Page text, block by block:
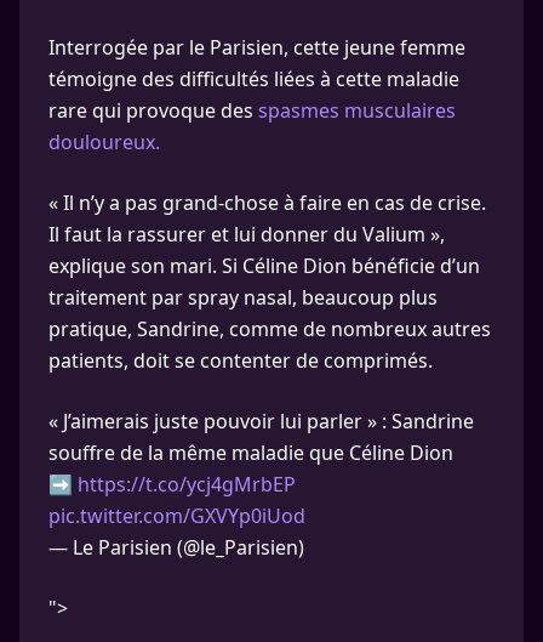
Interrogée par le Parisien, cette jeune femme
témoigne des difficultés liées à cette maladie
rare qui provoque des spasmes musculaires
douloureux.
« Il n’y a pas grand-chose à faire en cas de crise.
Il faut la rassurer et lui donner du Valium »,
explique son mari. Si Céline Dion bénéficie d’un
traitement par spray nasal, beaucoup plus
pratique, Sandrine, comme de nombreux autres
patients, doit se contenter de comprimés.
« J’aimerais juste pouvoir lui parler » : Sandrine
souffre de la même maladie que Céline Dion
➡️ https://t.co/ycj4gMrbEP
pic.twitter.com/GXVYp0iUod
— Le Parisien (@le_Parisien)
">